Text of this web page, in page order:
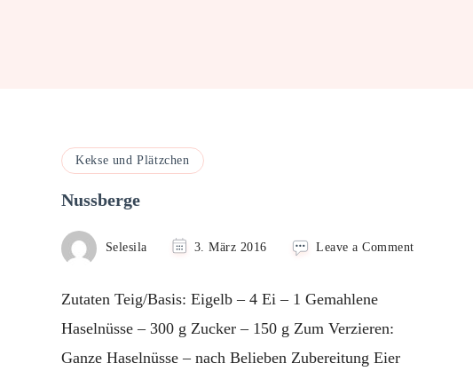
Kekse und Plätzchen
Nussberge
Selesila 3. März 2016 Leave a Commenton
Zutaten Teig/Basis: Eigelb – 4 Ei – 1 Gemahlene
Haselnüsse – 300 g Zucker – 150 g Zum Verzieren:
Ganze Haselnüsse – nach Belieben Zubereitung Eier